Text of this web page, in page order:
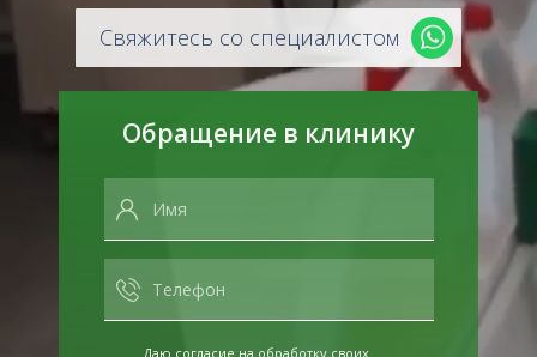
Свяжитесь со специалистом
Обращение в клинику
Даю согласие на обработку своих